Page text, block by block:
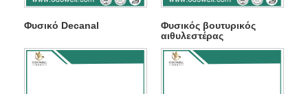
Φυσικό Decanal
Φυσικός βουτυρικός
αιθυλεστέρας